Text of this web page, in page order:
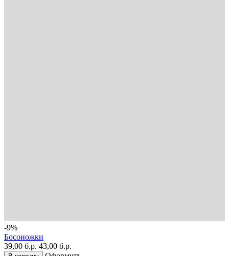
-9%
Босоножки
39,00 б.р. 43,00 б.р.